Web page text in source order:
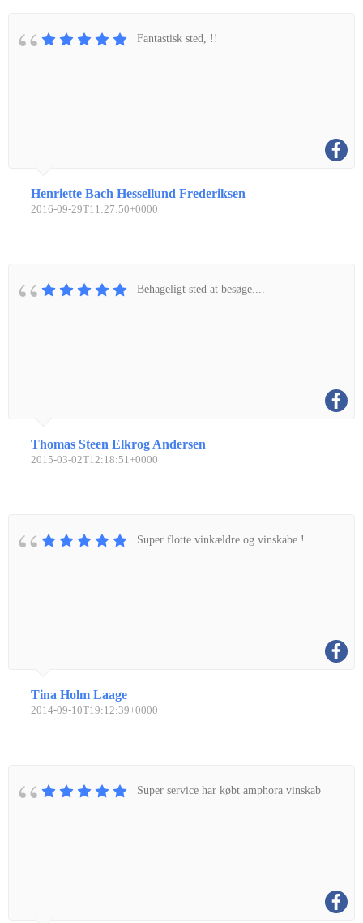
Fantastisk sted, !!
Henriette Bach Hessellund Frederiksen
2016-09-29T11:27:50+0000
Behageligt sted at besøge....
Thomas Steen Elkrog Andersen
2015-03-02T12:18:51+0000
Super flotte vinkældre og vinskabe !
Tina Holm Laage
2014-09-10T19:12:39+0000
Super service har købt amphora vinskab